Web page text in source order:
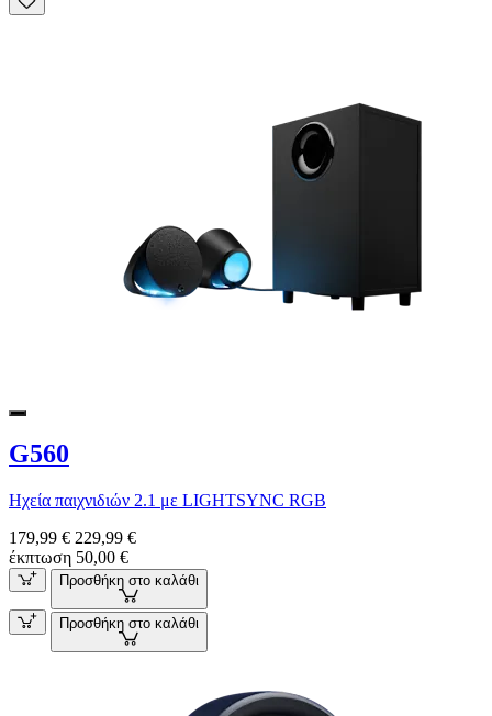
G560
Ηχεία παιχνιδιών 2.1 με LIGHTSYNC RGB
179,99 € 229,99 €
έκπτωση 50,00 €
Προσθήκη στο καλάθι
Προσθήκη στο καλάθι